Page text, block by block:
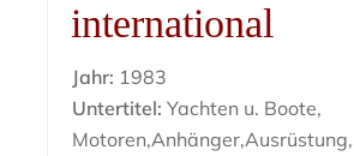
international
Jahr: 1983
Untertitel: Yachten u. Boote,